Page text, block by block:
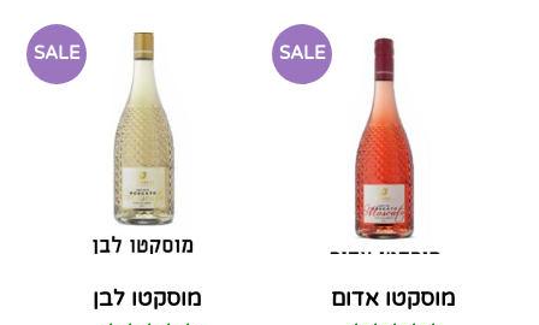
SALE
מוסקטו אדום
SALE
מוסקטו לבן